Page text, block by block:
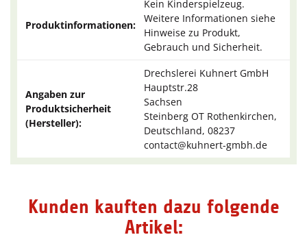
Produktinformationen:
Kein Kinderspielzeug.
Weitere Informationen siehe
Hinweise zu Produkt,
Gebrauch und Sicherheit.
Angaben zur
Produktsicherheit
(Hersteller):
Drechslerei Kuhnert GmbH
Hauptstr.28
Sachsen
Steinberg OT Rothenkirchen,
Deutschland, 08237
contact@kuhnert-gmbh.de
Kunden kauften dazu folgende
Artikel: